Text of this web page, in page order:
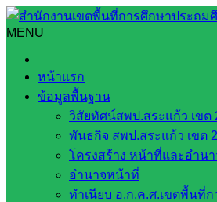
Skip
to
content
MENU
หน้าแรก
ข้อมูลพื้นฐาน
วิสัยทัศน์สพป.สระแก้ว เขต
พันธกิจ สพป.สระแก้ว เขต 2
โครงสร้าง หน้าที่และอำนา
อำนาจหน้าที่
ทำเนียบ อ.ก.ค.ศ.เขตพื้นที่ก
Search
การประชุม อ.ก.ค.ศ. ครั้งที่ 1/2569
การประชุม อ.ก.ค.ศ. ครั้งที่
มกราคม 11, 2026 มกราคม 11,
กลุ่มบริหารงานบุคคล สพป.สระแก้ว เ